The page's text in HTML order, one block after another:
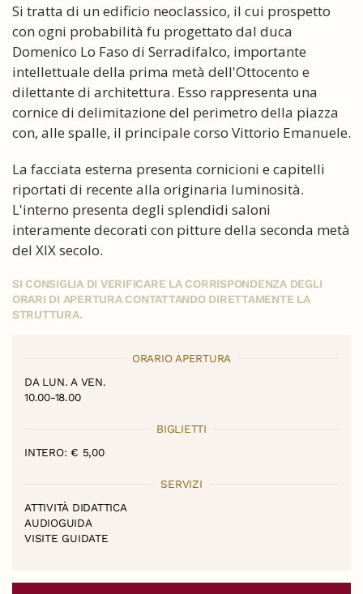
Si tratta di un edificio neoclassico, il cui prospetto
con ogni probabilità fu progettato dal duca
Domenico Lo Faso di Serradifalco, importante
intellettuale della prima metà dell'Ottocento e
dilettante di architettura. Esso rappresenta una
cornice di delimitazione del perimetro della piazza
con, alle spalle, il principale corso Vittorio Emanuele.
La facciata esterna presenta cornicioni e capitelli
riportati di recente alla originaria luminosità.
L'interno presenta degli splendidi saloni
interamente decorati con pitture della seconda metà
del XIX secolo.
SI CONSIGLIA DI VERIFICARE LA CORRISPONDENZA DEGLI
ORARI DI APERTURA CONTATTANDO DIRETTAMENTE LA
STRUTTURA.
ORARIO APERTURA
DA LUN. A VEN.
10.00-18.00
BIGLIETTI
INTERO: € 5,00
SERVIZI
ATTIVITÀ DIDATTICA
AUDIOGUIDA
VISITE GUIDATE